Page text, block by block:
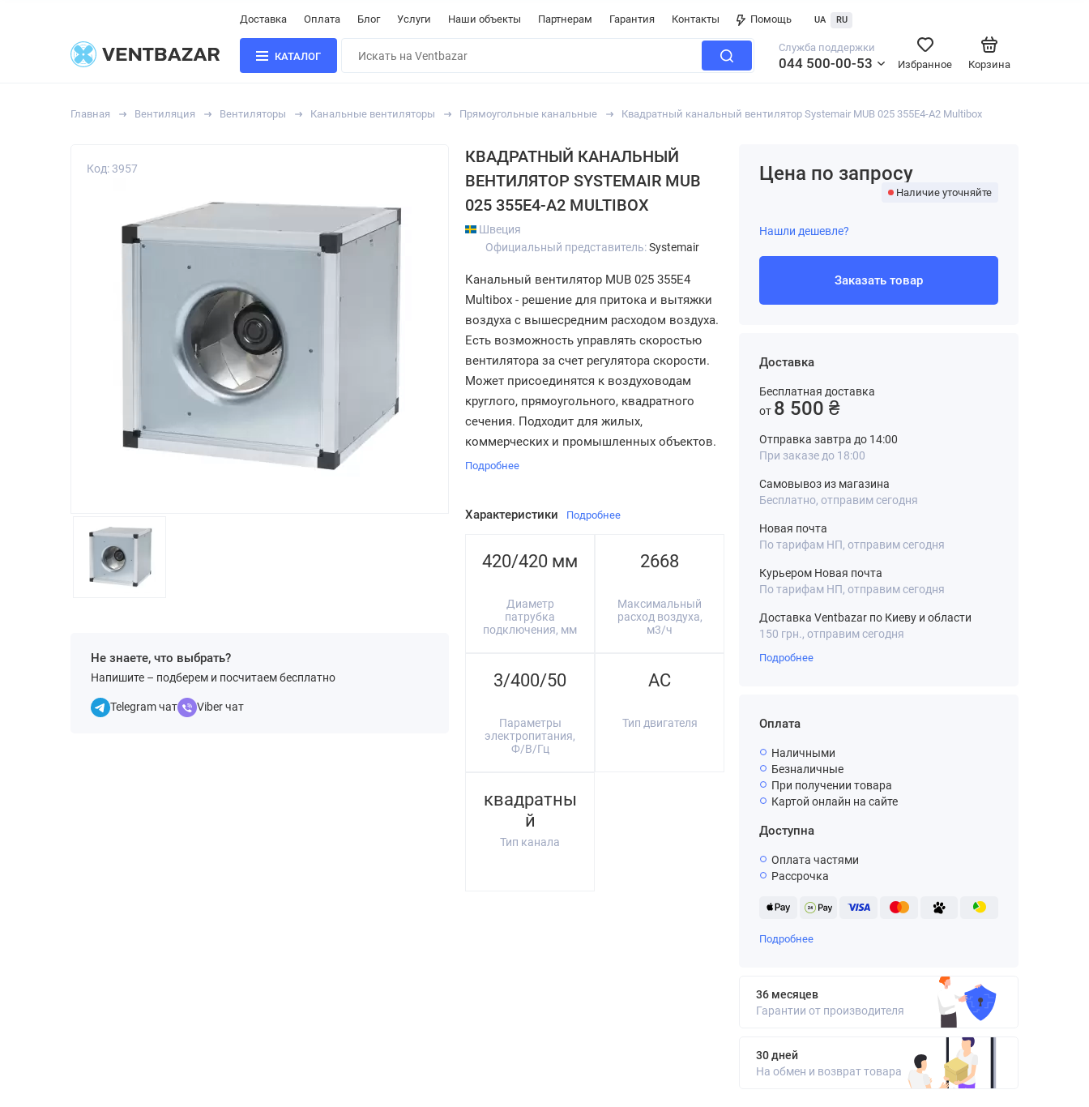
Доставка Оплата Блог Услуги Наши объекты Партнерам Гарантия Контакты Помощь UA RU
КАТАЛОГ
Служба поддержки
044 500-00-53 Корзина
Избранное
Главная Вентиляция Вентиляторы Канальные вентиляторы Прямоугольные канальные Квадратный канальный вентилятор Systemair MUB 025 355E4-A2 Multibox
Код: 3957
Не знаете, что выбрать?
Напишите – подберем и посчитаем бесплатно
Telegram чат Viber чат
КВАДРАТНЫЙ КАНАЛЬНЫЙ
ВЕНТИЛЯТОР SYSTEMAIR MUB
025 355E4-A2 MULTIBOX
Швеция
Официальный представитель:Systemair
Канальный вентилятор MUB 025 355E4
Multibox - решение для притока и вытяжки
воздуха с вышесредним расходом воздуха.
Есть возможность управлять скоростью
вентилятора за счет регулятора скорости.
Может присоединятся к воздуховодам
круглого, прямоугольного, квадратного
сечения. Подходит для жилых,
коммерческих и промышленных объектов.
Подробнее
Характеристики Подробнее
420/420 мм
Диаметр
патрубка
подключения, мм
2668
Максимальный
расход воздуха,
м3/ч
3/400/50
Параметры
электропитания,
Ф/В/Гц
AC
Тип двигателя
квадратны
й
Тип канала
Цена по запросу
Наличие уточняйте
Нашли дешевле?
Заказать товар
Доставка
Бесплатная доставка
от 8 500 ₴
Отправка завтра до 14:00
При заказе до 18:00
Самовывоз из магазина
Бесплатно, отправим сегодня
Новая почта
По тарифам НП, отправим сегодня
Курьером Новая почта
По тарифам НП, отправим сегодня
Доставка Ventbazar по Киеву и области
150 грн., отправим сегодня
Подробнее
Оплата
Наличными
Безналичные
При получении товара
Картой онлайн на сайте
Доступна
Оплата частями
Рассрочка
Подробнее
36 месяцев
Гарантии от производителя
30 дней
На обмен и возврат товара